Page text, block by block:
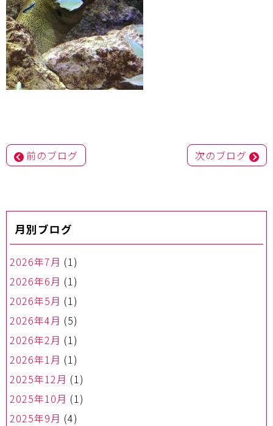
投
稿
ナ
ー
シ
ョ
ン
前のブログ 次のブログ
月別ブログ
2026年7月 (1)
2026年6月 (1)
2026年5月 (1)
2026年4月 (5)
2026年2月 (1)
2026年1月 (1)
2025年12月 (1)
2025年10月 (1)
2025年9月 (4)